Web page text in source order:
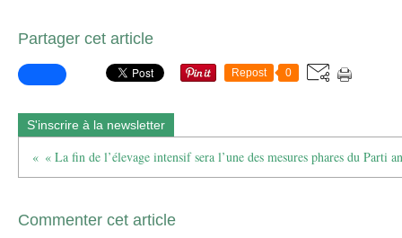
Partager cet article
Repost 0
S'inscrire à la newsletter
Commenter cet article